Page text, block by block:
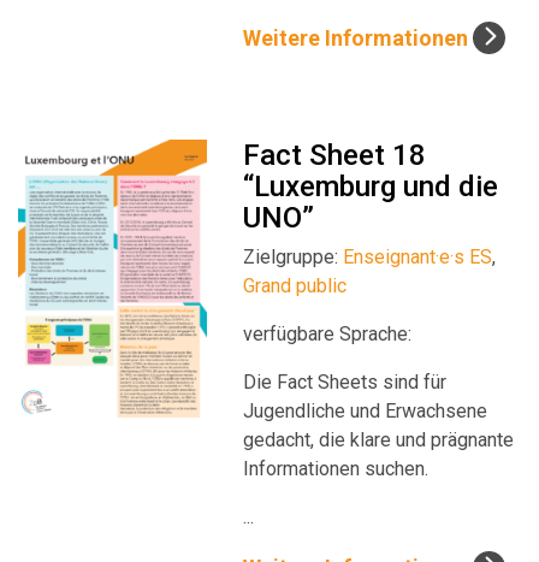
Weitere Informationen
Fact Sheet 18
“Luxemburg und die
UNO”
Zielgruppe: Enseignant·e·s ES,
Grand public
verfügbare Sprache:
Die Fact Sheets sind für
Jugendliche und Erwachsene
gedacht, die klare und prägnante
Informationen suchen.
...